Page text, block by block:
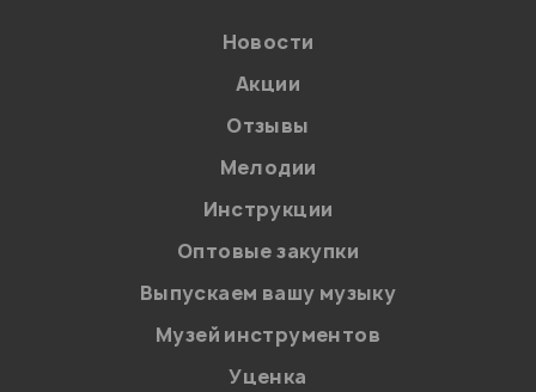
на обработку персональных данных в
Политикой в отношении обработки
персональных данных.
Введите проверочное число:
Новости
Акции
Отзывы
Мелодии
Инструкции
Оптовые закупки
Выпускаем вашу музыку
Музей инструментов
Уценка